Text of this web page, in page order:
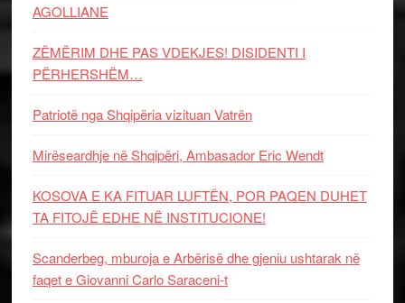
AGOLLIANE
ZËMËRIM DHE PAS VDEKJES! DISIDENTI I
PËRHERSHËM…
Patriotë nga Shqipëria vizituan Vatrën
Mirëseardhje në Shqipëri, Ambasador Eric Wendt
KOSOVA E KA FITUAR LUFTËN, POR PAQEN DUHET
TA FITOJË EDHE NË INSTITUCIONE!
Scanderbeg, mburoja e Arbërisë dhe gjeniu ushtarak në
faqet e Giovanni Carlo Saraceni-t